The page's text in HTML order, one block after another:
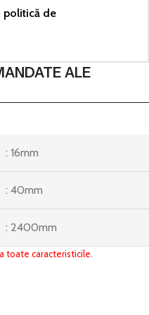
politică de
ALE
: 16mm
: 40mm
: 2400mm
toate caracteristicile.